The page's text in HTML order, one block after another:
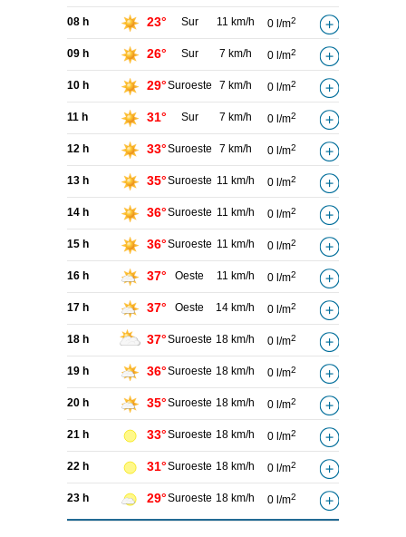
08 h 23° Sur 11 km/h 0 l/m2
09 h 26° Sur 7 km/h 0 l/m2
10 h 29°Suroeste 7 km/h 0 l/m2
11 h 31° Sur 7 km/h 0 l/m2
12 h 33°Suroeste 7 km/h 0 l/m2
13 h 35°Suroeste 11 km/h 0 l/m2
14 h 36°Suroeste 11 km/h 0 l/m2
15 h 36°Suroeste 11 km/h 0 l/m2
16 h 37° Oeste 11 km/h 0 l/m2
17 h 37° Oeste 14 km/h 0 l/m2
18 h 37°Suroeste 18 km/h 0 l/m2
19 h 36°Suroeste 18 km/h 0 l/m2
20 h 35°Suroeste 18 km/h 0 l/m2
21 h 33°Suroeste 18 km/h 0 l/m2
22 h 31°Suroeste 18 km/h 0 l/m2
23 h 29°Suroeste 18 km/h 0 l/m2